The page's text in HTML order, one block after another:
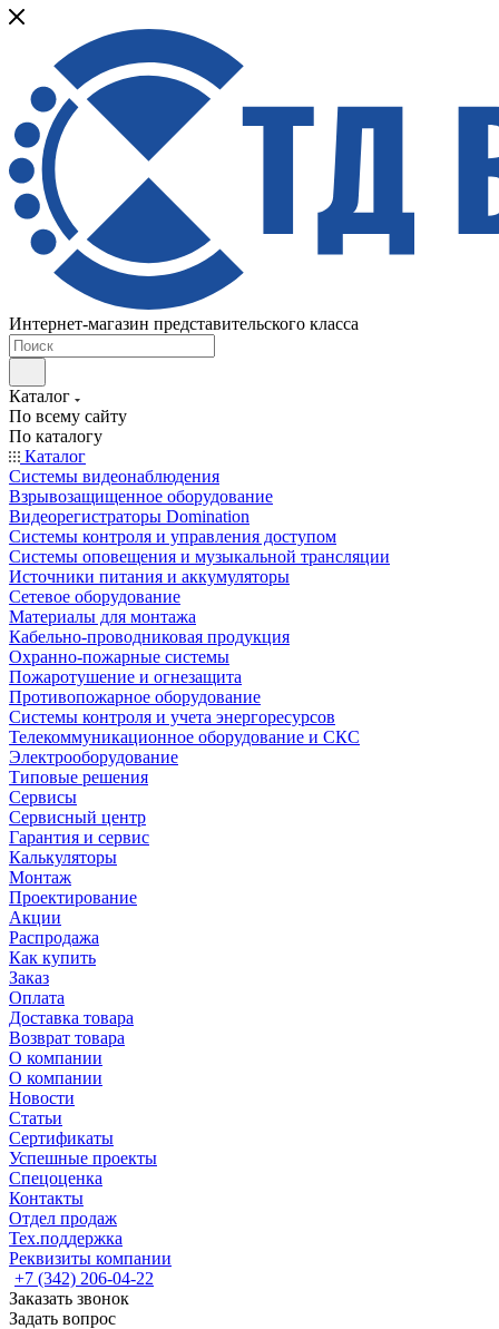
Интернет-магазин представительского класса
Каталог
По всему сайту
По каталогу
Каталог
Системы видеонаблюдения
Взрывозащищенное оборудование
Видеорегистраторы Domination
Системы контроля и управления доступом
Системы оповещения и музыкальной трансляции
Источники питания и аккумуляторы
Сетевое оборудование
Материалы для монтажа
Кабельно-проводниковая продукция
Охранно-пожарные системы
Пожаротушение и огнезащита
Противопожарное оборудование
Системы контроля и учета энергоресурсов
Телекоммуникационное оборудование и СКС
Электрооборудование
Типовые решения
Сервисы
Сервисный центр
Гарантия и сервис
Калькуляторы
Монтаж
Проектирование
Акции
Распродажа
Как купить
Заказ
Оплата
Доставка товара
Возврат товара
О компании
О компании
Новости
Статьи
Сертификаты
Успешные проекты
Спецоценка
Контакты
Отдел продаж
Тех.поддержка
Реквизиты компании
+7 (342) 206-04-22
Заказать звонок
Задать вопрос